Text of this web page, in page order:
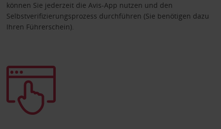
können Sie jederzeit die Avis-App nutzen und den
Selbstverifizierungsprozess durchführen (Sie benötigen dazu
Ihren Führerschein).